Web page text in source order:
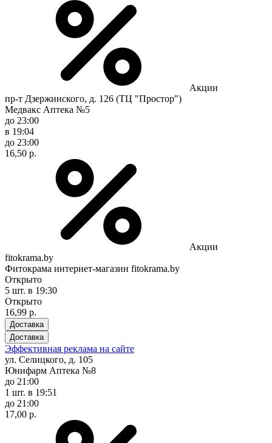
Акции
пр-т Дзержинского, д. 126 (ТЦ "Простор")
Медвакс Аптека №5
до 23:00
в 19:04
до 23:00
16,50 р.
Акции
fitokrama.by
Фитокрама интернет-магазин fitokrama.by
Открыто
5 шт. в 19:30
Открыто
16,99 р.
Доставка
Доставка
Эффективная реклама на сайте
ул. Селицкого, д. 105
Юнифарм Аптека №8
до 21:00
1 шт. в 19:51
до 21:00
17,00 р.